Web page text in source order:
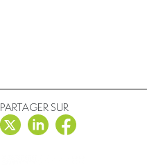
PARTAGER SUR